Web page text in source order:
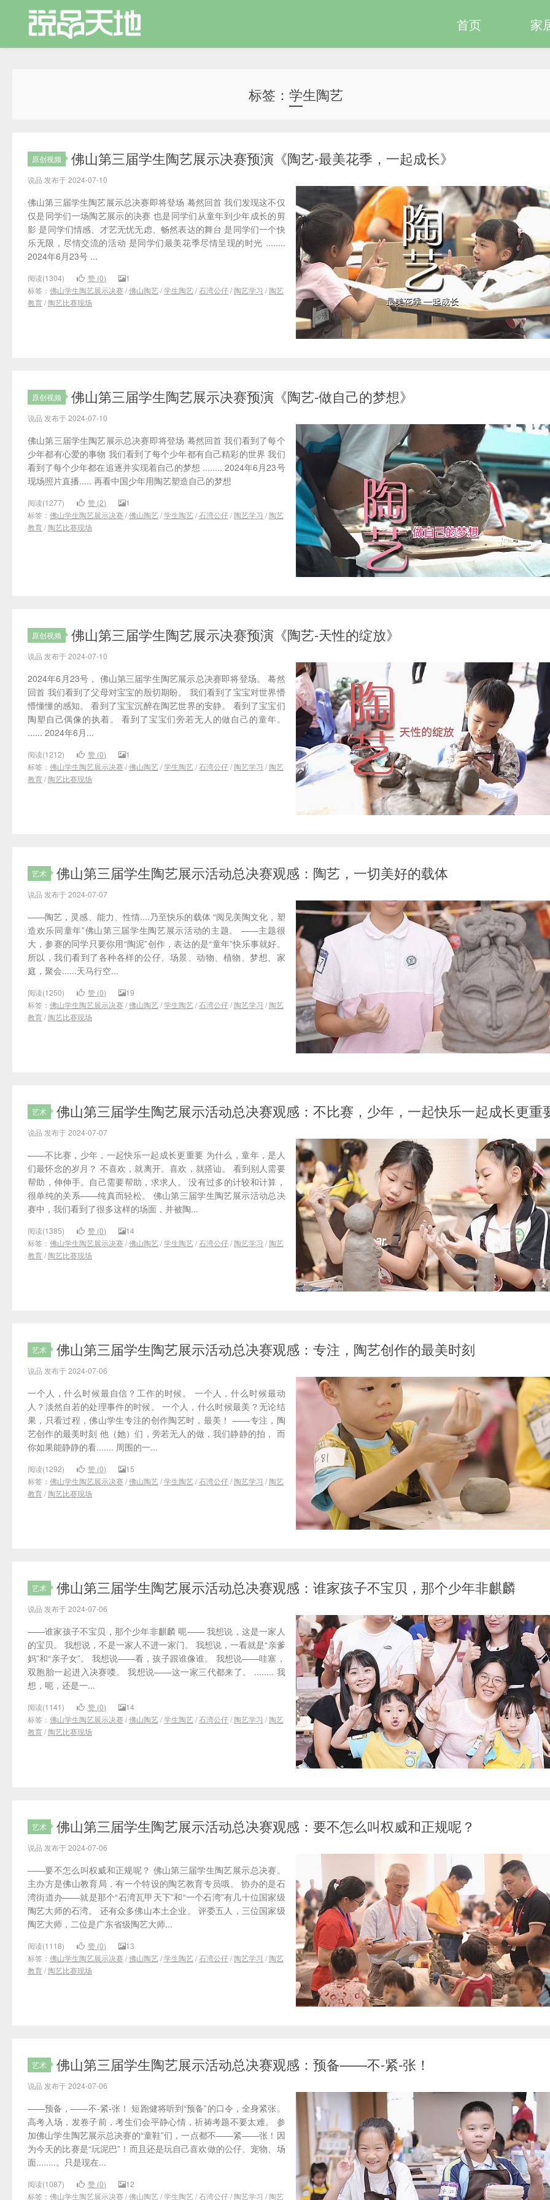
首页 家
标签：学生陶艺
原创视频 佛山第三届学生陶艺展示决赛预演《陶艺-最美花季，一起成长》
说品 发布于 2024-07-10
佛山第三届学生陶艺展示总决赛即将登场 蓦然回首 我们发现这不仅
仅是同学们一场陶艺展示的决赛 也是同学们从童年到少年成长的剪
影 是同学们情感、才艺无忧无虑、畅然表达的舞台 是同学们一个快
乐无限，尽情交流的活动 是同学们最美花季尽情呈现的时光 ........
2024年6月23号 ...
阅读(1304) 赞 (0)
1
标签： 佛山学生陶艺展示决赛/佛山陶艺/学生陶艺/石湾公仔/陶艺学习 /陶艺
教育/陶艺比赛现场
原创视频 佛山第三届学生陶艺展示决赛预演《陶艺-做自己的梦想》
说品 发布于 2024-07-10
佛山第三届学生陶艺展示总决赛即将登场 蓦然回首 我们看到了每个
少年都有心爱的事物 我们看到了每个少年都有自己精彩的世界 我们
看到了每个少年都在追逐并实现着自己的梦想 ........ 2024年6月23号
现场照片直播..... 再看中国少年用陶艺塑造自己的梦想
阅读(1277) 赞 (2)
1
标签： 佛山学生陶艺展示决赛/佛山陶艺/学生陶艺/石湾公仔/陶艺学习 /陶艺
教育/陶艺比赛现场
原创视频 佛山第三届学生陶艺展示决赛预演《陶艺-天性的绽放》
说品 发布于 2024-07-10
2024年6月23号， 佛山第三届学生陶艺展示总决赛即将登场。 蓦然
回首 我们看到了父母对宝宝的殷切期盼。 我们看到了宝宝对世界懵
懵懂懂的感知。 看到了宝宝沉醉在陶艺世界的安静。 看到了宝宝们
陶塑自己偶像的执着。 看到了宝宝们旁若无人的做自己的童年。
...... 2024年6月...
阅读(1212) 赞 (0)
1
标签： 佛山学生陶艺展示决赛/佛山陶艺/学生陶艺/石湾公仔/陶艺学习 /陶艺
教育/陶艺比赛现场
艺术 佛山第三届学生陶艺展示活动总决赛观感：陶艺，一切美好的载体
说品 发布于 2024-07-07
——陶艺，灵感、能力、性情....乃至快乐的载体 “阅见美陶文化，塑
造欢乐同童年”佛山第三届学生陶艺展示活动的主题。 ——主题很
大，参赛的同学只要你用“陶泥”创作，表达的是“童年”快乐事就好。
所以，我们看到了各种各样的公仔、场景、动物、植物、梦想、家
庭，聚会......天马行空...
阅读(1250) 赞 (0)
19
标签： 佛山学生陶艺展示决赛/佛山陶艺/学生陶艺/石湾公仔/陶艺学习 /陶艺
教育/陶艺比赛现场
艺术 佛山第三届学生陶艺展示活动总决赛观感：不比赛，少年，一起快乐一起成长更重
说品 发布于 2024-07-07
——不比赛，少年，一起快乐一起成长更重要 为什么，童年，是人
们最怀念的岁月？ 不喜欢，就离开。喜欢，就搭讪。 看到别人需要
帮助，伸伸手。自己需要帮助，求求人。 没有过多的计较和计算，
很单纯的关系——纯真而轻松。 佛山第三届学生陶艺展示活动总决
赛中，我们看到了很多这样的场面，并被陶...
阅读(1385) 赞 (0)
14
标签： 佛山学生陶艺展示决赛/佛山陶艺/学生陶艺/石湾公仔/陶艺学习 /陶艺
教育/陶艺比赛现场
艺术 佛山第三届学生陶艺展示活动总决赛观感：专注，陶艺创作的最美时刻
说品 发布于 2024-07-06
一个人，什么时候最自信？工作的时候。 一个人，什么时候最动
人？淡然自若的处理事件的时候。 一个人，什么时候最美？无论结
果，只看过程，佛山学生专注的创作陶艺时，最美！ ——专注，陶
艺创作的最美时刻 他（她）们，旁若无人的做，我们静静的拍， 而
你如果能静静的看....... 周围的一...
阅读(1292) 赞 (0)
15
标签： 佛山学生陶艺展示决赛/佛山陶艺/学生陶艺/石湾公仔/陶艺学习 /陶艺
教育/陶艺比赛现场
艺术 佛山第三届学生陶艺展示活动总决赛观感：谁家孩子不宝贝，那个少年非麒麟
说品 发布于 2024-07-06
——谁家孩子不宝贝，那个少年非麒麟 呃—— 我想说，这是一家人
的宝贝。 我想说，不是一家人不进一家门。 我想说，一看就是“亲爹
妈”和“亲子女”。 我想说——看，孩子跟谁像谁。 我想说——哇塞，
双胞胎一起进入决赛喽。 我想说——这一家三代都来了。 ........ 我
想，呃，还是一...
阅读(1141) 赞 (0)
14
标签： 佛山学生陶艺展示决赛/佛山陶艺/学生陶艺/石湾公仔/陶艺学习 /陶艺
教育/陶艺比赛现场
艺术 佛山第三届学生陶艺展示活动总决赛观感：要不怎么叫权威和正规呢？
说品 发布于 2024-07-06
——要不怎么叫权威和正规呢？ 佛山第三届学生陶艺展示总决赛。
主办方是佛山教育局，有一个特设的陶艺教育专员哦。 协办的是石
湾街道办——就是那个“石湾瓦甲天下”和“一个石湾”有几十位国家级
陶艺大师的石湾。 还有众多佛山本土企业。 评委五人，三位国家级
陶艺大师，二位是广东省级陶艺大师...
阅读(1118) 赞 (0)
13
标签： 佛山学生陶艺展示决赛/佛山陶艺/学生陶艺/石湾公仔/陶艺学习 /陶艺
教育/陶艺比赛现场
艺术 佛山第三届学生陶艺展示活动总决赛观感：预备——不-紧-张！
说品 发布于 2024-07-06
——预备，——不-紧-张！ 短跑健将听到“预备”的口令，全身紧张。
高考入场，发卷子前，考生们会平静心情，祈祷考题不要太难。 参
加佛山学生陶艺展示总决赛的“童鞋”们，一点都不——紧——张！因
为今天的比赛是“玩泥巴”！而且还是玩自己喜欢做的公仔、宠物、场
面........。只是现在...
阅读(1087) 赞 (0)
12
标签： 佛山学生陶艺展示决赛/佛山陶艺/学生陶艺/石湾公仔/陶艺学习 /陶艺